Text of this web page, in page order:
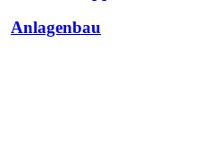
Anlagenbau